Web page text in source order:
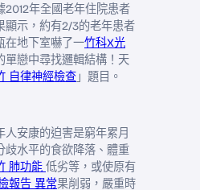
2012年全國老年住院患者
顯示，約有2/3的老年患者
在地下室嚇了一竹科X光
單戀中尋找邏輯結構！天
自律神經檢查 」題目。
安康的迫害是窮年累月
歧水平的食欲降落、體重
肺功能 低劣等，或使原有
報告 異常果削弱，嚴重時